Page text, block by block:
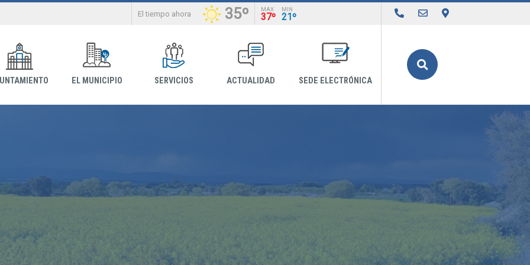
El tiempo ahora 35º MAX
37º
MIN
21º
EL MUNICIPIO SERVICIOS ACTUALIDAD SEDE ELECTRÓNICA